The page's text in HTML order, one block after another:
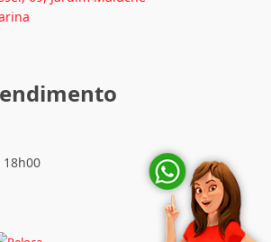
69, Jardim Maluche